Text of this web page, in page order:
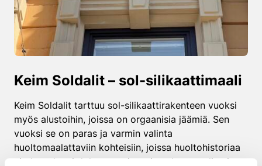
Keim Soldalit – sol-silikaattimaali
Keim Soldalit tarttuu sol-silikaattirakenteen vuoksi
myös alustoihin, joissa on orgaanisia jäämiä. Sen
vuoksi se on paras ja varmin valinta
huoltomaalattaviin kohteisiin, joissa huoltohistoriaa
ei ole tarkasti dokumentoitu tai vanhaa maalia ei